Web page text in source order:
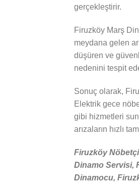
gerçekleştirir.
Firuzköy Marş
meydana gelen
düşüren ve
nedenini tespit
Sonuç olarak,
Elektrik gece
gibi hizmetleri
arızaların hızlı
Firuzköy
Dinamo Servisi,
Dinamocu,